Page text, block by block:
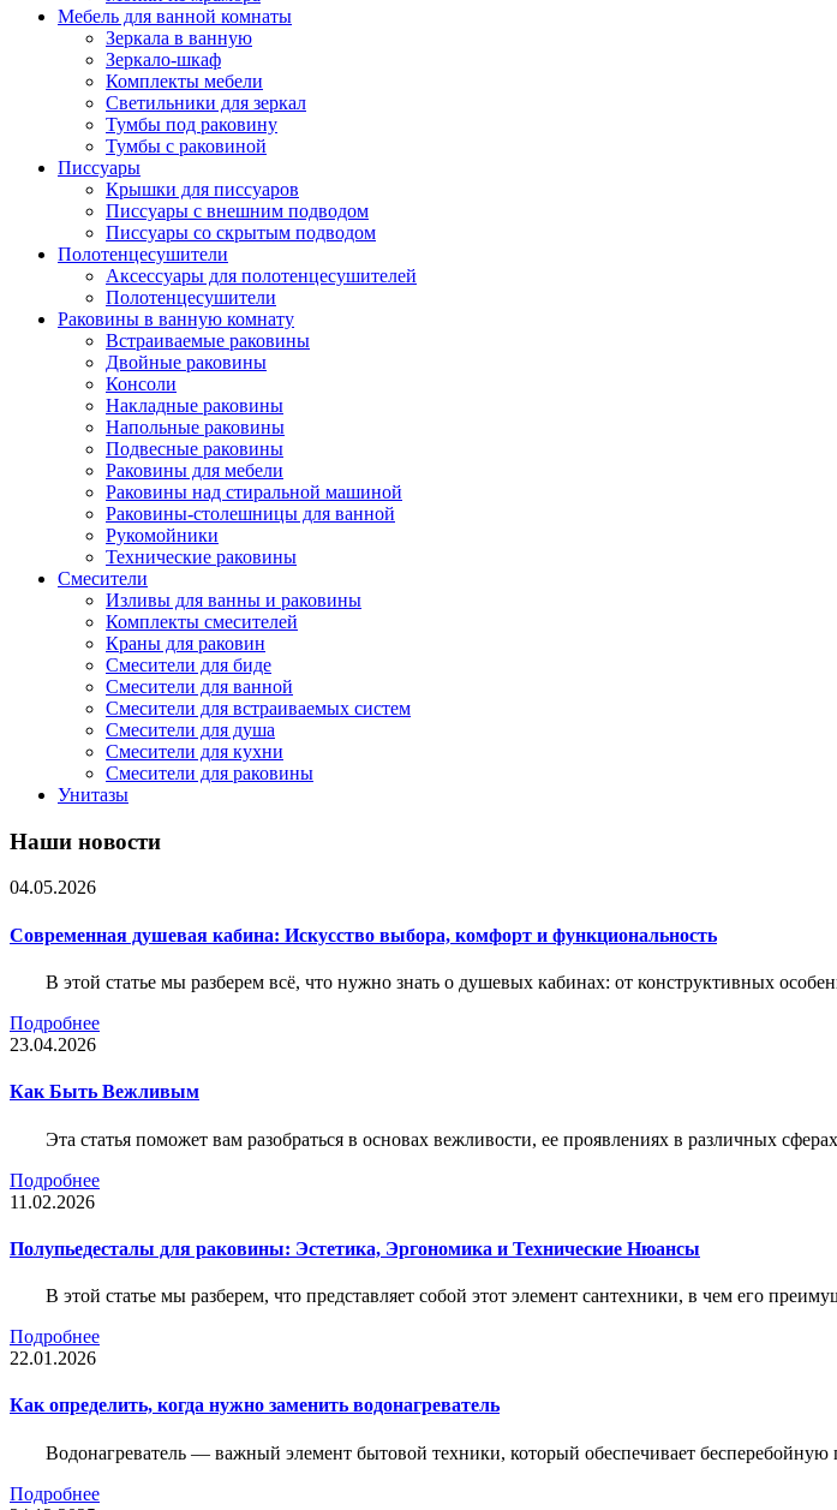
Мебель для ванной комнаты
Зеркала в ванную
Зеркало-шкаф
Комплекты мебели
Светильники для зеркал
Тумбы под раковину
Тумбы с раковиной
Писсуары
Крышки для писсуаров
Писсуары с внешним подводом
Писсуары со скрытым подводом
Полотенцесушители
Аксессуары для полотенцесушителей
Полотенцесушители
Раковины в ванную комнату
Встраиваемые раковины
Двойные раковины
Консоли
Накладные раковины
Напольные раковины
Подвесные раковины
Раковины для мебели
Раковины над стиральной машиной
Раковины-столешницы для ванной
Рукомойники
Технические раковины
Смесители
Изливы для ванны и раковины
Комплекты смесителей
Краны для раковин
Смесители для биде
Смесители для ванной
Смесители для встраиваемых систем
Смесители для душа
Смесители для кухни
Смесители для раковины
Унитазы
Наши новости
04.05.2026
Современная душевая кабина: Искусство выбора, комфорт и функциональность
В этой статье мы разберем всё, что нужно знать о душевых кабинах: от конструктивных
Подробнее
23.04.2026
Как Быть Вежливым
Эта статья поможет вам разобраться в основах вежливости, ее проявлениях в различных
Подробнее
11.02.2026
Полупьедесталы для раковины: Эстетика, Эргономика и Технические Нюансы
В этой статье мы разберем, что представляет собой этот элемент сантехники, в чем его
Подробнее
22.01.2026
Как определить, когда нужно заменить водонагреватель
Водонагреватель — важный элемент бытовой техники, который обеспечивает бесперебойную
Подробнее